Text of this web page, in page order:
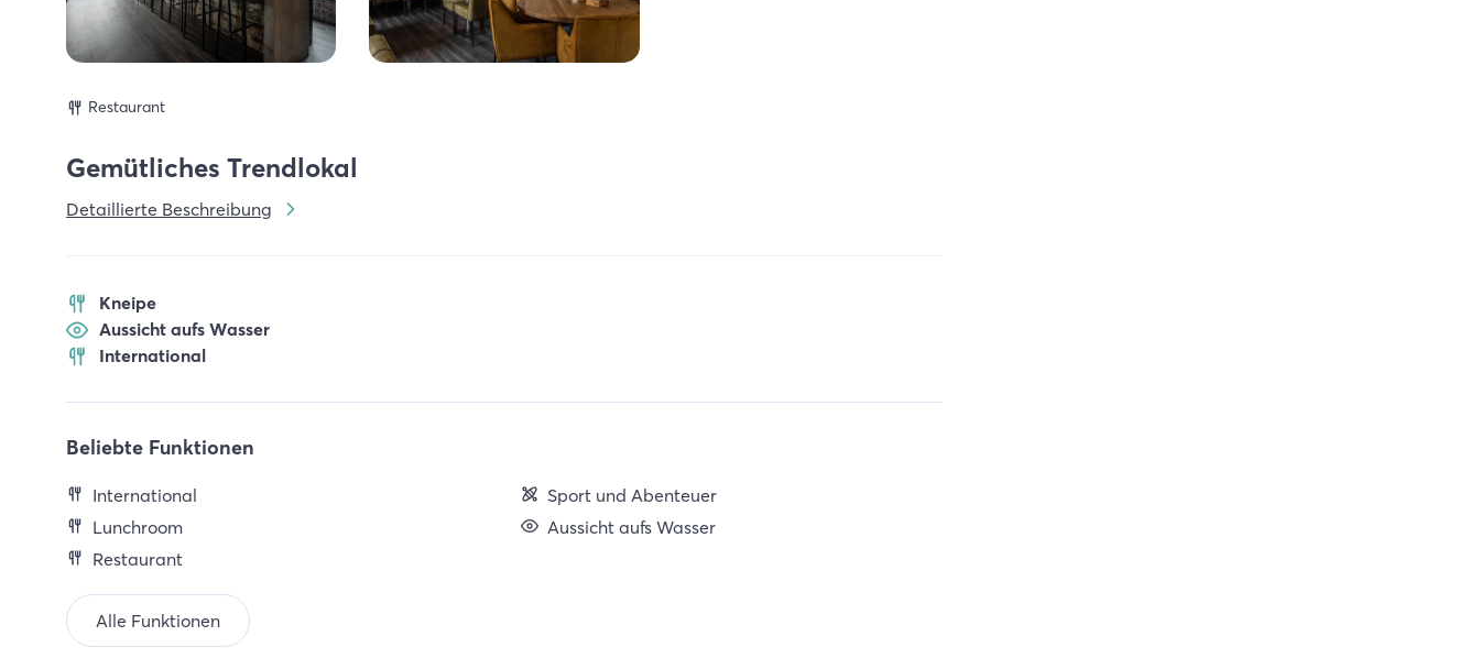
Restaurant
Gemütliches Trendlokal
Detaillierte Beschreibung
Kneipe
Aussicht aufs Wasser
International
Beliebte Funktionen
International
Lunchroom
Restaurant
Sport und Abenteuer
Aussicht aufs Wasser
Alle Funktionen